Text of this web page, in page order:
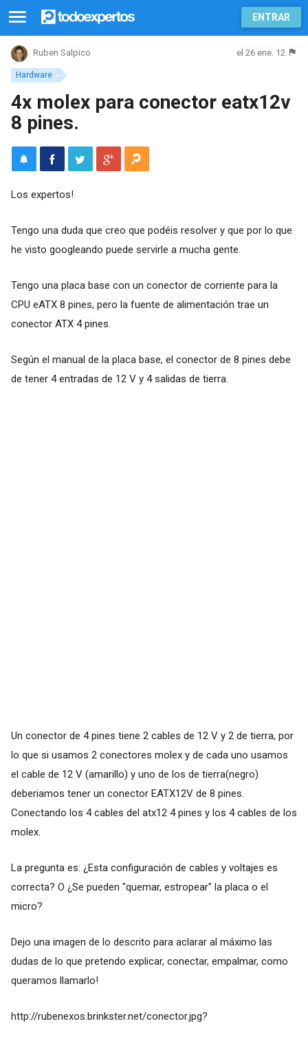
ENTRAR
Hardware
Ruben Salpico el 26 ene. 12
4x molex para conector eatx12v
8 pines.
Los expertos!
Tengo una duda que creo que podéis resolver y que por lo que
he visto googleando puede servirle a mucha gente.
Tengo una placa base con un conector de corriente para la
CPU eATX 8 pines, pero la fuente de alimentación trae un
conector ATX 4 pines.
Según el manual de la placa base, el conector de 8 pines debe
de tener 4 entradas de 12 V y 4 salidas de tierra.
Un conector de 4 pines tiene 2 cables de 12 V y 2 de tierra, por
lo que si usamos 2 conectores molex y de cada uno usamos
el cable de 12 V (amarillo) y uno de los de tierra(negro)
deberiamos tener un conector EATX12V de 8 pines.
Conectando los 4 cables del atx12 4 pines y los 4 cables de los
molex.
La pregunta es: ¿Esta configuración de cables y voltajes es
correcta? O ¿Se pueden "quemar, estropear" la placa o el
micro?
Dejo una imagen de lo descrito para aclarar al máximo las
dudas de lo que pretendo explicar, conectar, empalmar, como
queramos llamarlo!
http://rubenexos.brinkster.net/conector.jpg?